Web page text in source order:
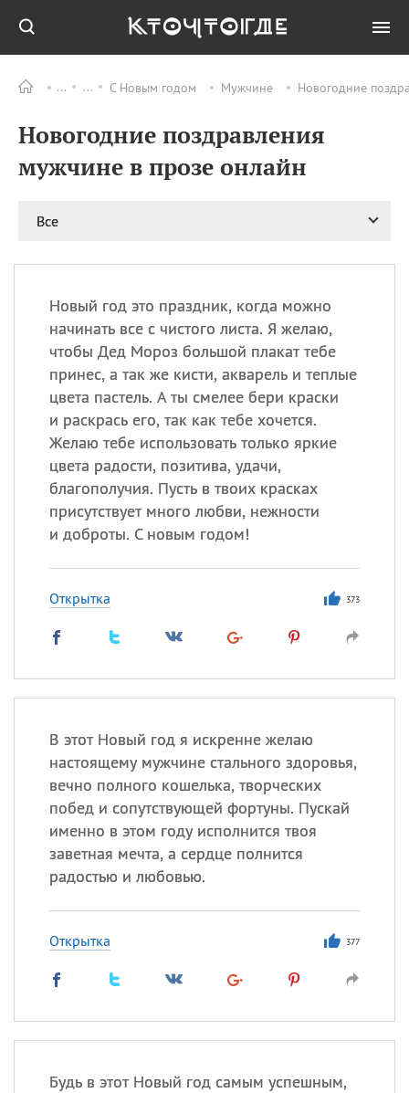
С Новым годом Мужчине Новогодние
Новогодние поздравления
мужчине в прозе онлайн
Все
Новый год это праздник, когда можно
начинать все с чистого листа. Я желаю,
чтобы Дед Мороз большой плакат тебе
принес, а так же кисти, акварель и теплые
цвета пастель. А ты смелее бери краски
и раскрась его, так как тебе хочется.
Желаю тебе использовать только яркие
цвета радости, позитива, удачи,
благополучия. Пусть в твоих красках
присутствует много любви, нежности
и доброты. С новым годом!
Открытка 373
В этот Новый год я искренне желаю
настоящему мужчине стального здоровья,
вечно полного кошелька, творческих
побед и сопутствующей фортуны. Пускай
именно в этом году исполнится твоя
заветная мечта, а сердце полнится
радостью и любовью.
Открытка 377
Будь в этот Новый год самым успешным,
ПРАЗДНИКИ Все
08.08 День «Счастье
случается» (Happiness
Happens Day)
великомученика
покровителя всех
врачей и целителя
больных
09.08 День книголюбов (Book
Lovers Day)
ИМЕНА
Сегодня празднуют именины
Александр
Посмотреть значение